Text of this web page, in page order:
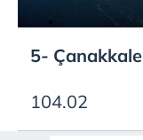
5- Çanakkale
104.02